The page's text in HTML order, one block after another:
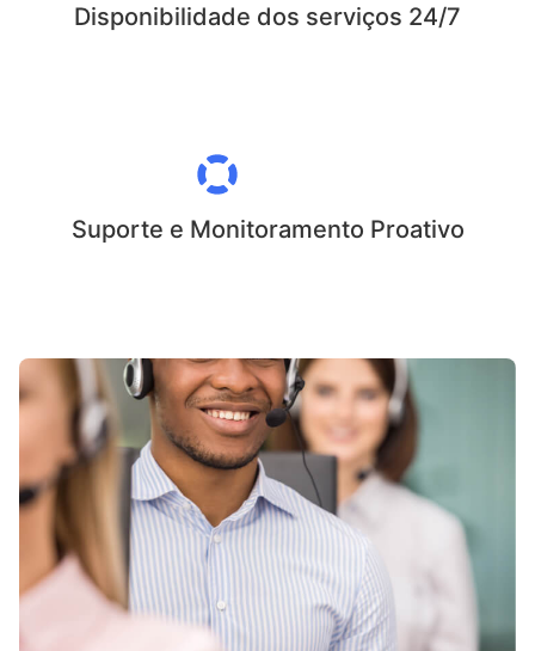
Disponibilidade dos serviços 24/7
Suporte e Monitoramento Proativo